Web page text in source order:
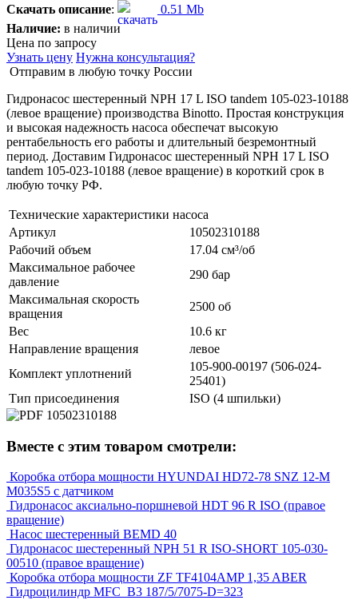
Скачать описание:
0.51 Mb
Наличие: в наличии
Цена по запросу
Узнать цену Нужна консультация?
Отправим в любую точку России
Гидронасос шестеренный NPH 17 L ISO tandem 105-023-10188
(левое вращение) производства Binotto. Простая конструкция
и высокая надежность насоса обеспечат высокую
рентабельность его работы и длительный безремонтный
период. Доставим Гидронасос шестеренный NPH 17 L ISO
tandem 105-023-10188 (левое вращение) в короткий срок в
любую точку РФ.
Технические характеристики насоса
Артикул
10502310188
Рабочий объем
17.04 см³/об
Максимальное рабочее
давление
290 бар
Максимальная скорость
вращения
2500 об
Вес
10.6 кг
Направление вращения
левое
Комплект уплотнений
105-900-00197 (506-024-
25401)
Тип присоединения
ISO (4 шпильки)
Вместе с этим товаром смотрели:
Коробка отбора мощности HYUNDAI HD72-78 SNZ 12-M
M035S5 с датчиком
Гидронасос аксиально-поршневой HDT 96 R ISO (правое
вращение)
Насос шестеренный BEMD 40
Гидронасос шестеренный NPH 51 R ISO-SHORT 105-030-
00510 (правое вращение)
Коробка отбора мощности ZF TF4104AMP 1,35 ABER
Гидроцилиндр MFC_B3 187/5/7075-D=323